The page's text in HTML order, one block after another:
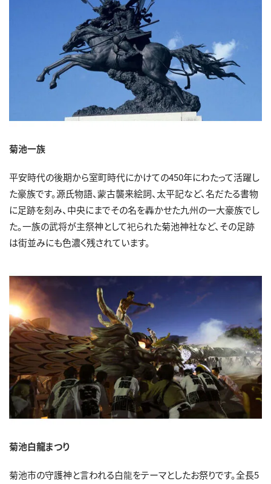
菊池一族
平安時代の後期から室町時代にかけての450年にわたって活躍し
た豪族です。源氏物語、蒙古襲来絵詞、太平記など、名だたる書物
に足跡を刻み、中央にまでその名を轟かせた九州の一大豪族でし
た。一族の武将が主祭神として祀られた菊池神社など、その足跡
は街並みにも色濃く残されています。
菊池白龍まつり
菊池市の守護神と言われる白龍をテーマとしたお祭りです。全長5